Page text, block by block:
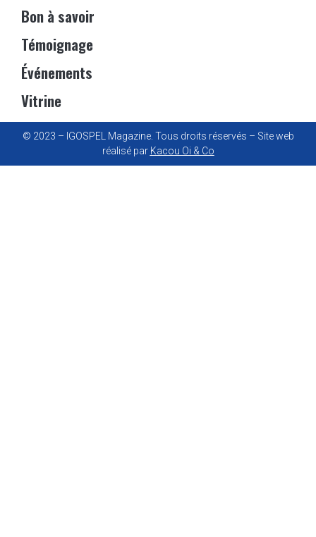
Bon à savoir
Témoignage
Événements
Vitrine
© 2023 – IGOSPEL Magazine. Tous droits réservés – Site web
réalisé par Kacou Oi & Co